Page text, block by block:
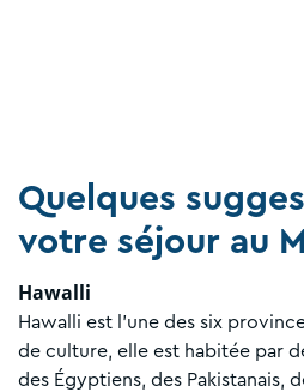
Quelques
votre séjour au
Hawalli
Hawalli est l'une des six
de culture, elle est habitée par
des Égyptiens, des Pakistanais,